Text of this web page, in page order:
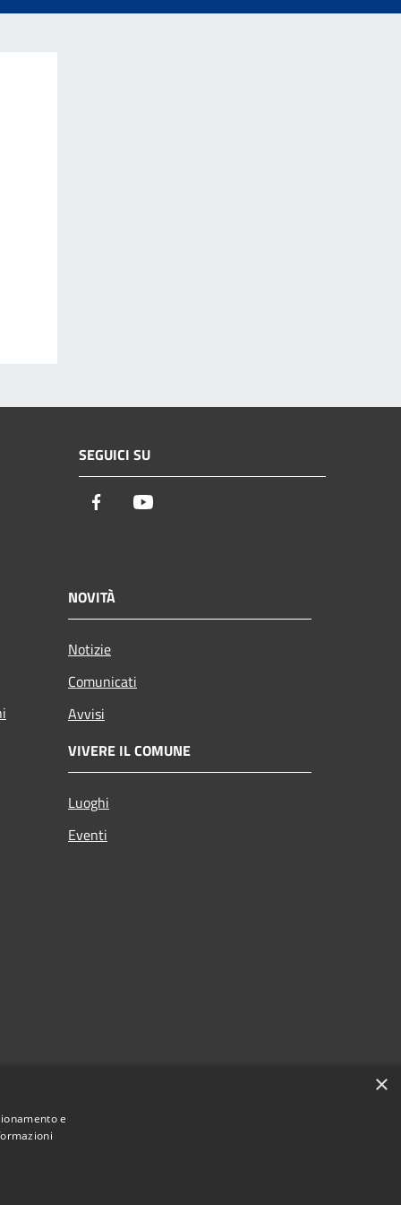
SEGUICI SU
Facebook
NOVITÀ
Notizie
Comunicati
Avvisi
VIVERE IL COMUNE
Luoghi
Eventi
×
e